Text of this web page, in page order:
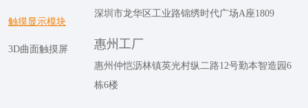
深圳市龙华区工业路锦绣时代广场A座1809
惠州工厂
惠州仲恺沥林镇英光村纵二路12号勤本智造园6
栋6楼
触摸显示模块
3D曲面触摸屏